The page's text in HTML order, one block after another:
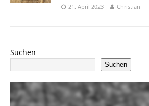
21. April 2023 Christian
Suchen
Suchen